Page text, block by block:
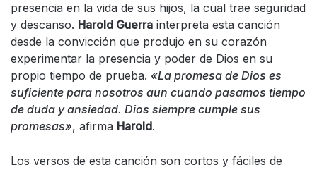
presencia en la vida de sus hijos, la cual trae seguridad
y descanso. Harold Guerra interpreta esta canción
desde la convicción que produjo en su corazón
experimentar la presencia y poder de Dios en su
propio tiempo de prueba. «La promesa de Dios es
suficiente para nosotros aun cuando pasamos tiempo
de duda y ansiedad. Dios siempre cumple sus
promesas», afirma Harold.
Los versos de esta canción son cortos y fáciles de